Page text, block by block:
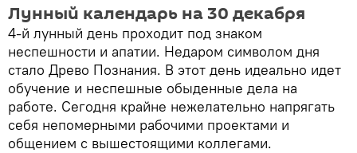
Лунный календарь на 30 декабря
4-й лунный день проходит под знаком
неспешности и апатии. Недаром символом дня
стало Древо Познания. В этот день идеально идет
обучение и неспешные обыденные дела на
работе. Сегодня крайне нежелательно напрягать
себя непомерными рабочими проектами и
общением с вышестоящими коллегами.